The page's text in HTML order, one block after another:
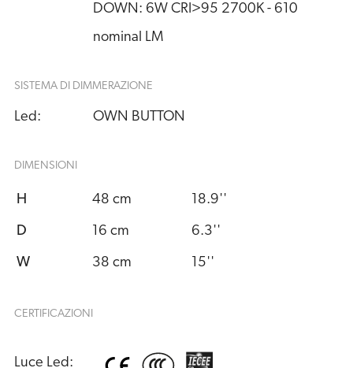
DOWN: 6W CRI>95 2700K - 610
nominal LM
SISTEMA DI DIMMERAZIONE
Led: OWN BUTTON
DIMENSIONI
H 48 cm 18.9''
D 16 cm 6.3''
W 38 cm 15''
CERTIFICAZIONI
Luce Led: